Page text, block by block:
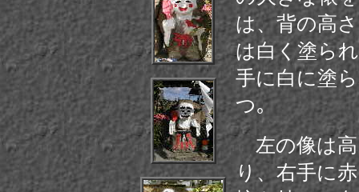
は、背の高
は白く塗ら
手に白に塗
つ｡
左の像は高
り、右手に